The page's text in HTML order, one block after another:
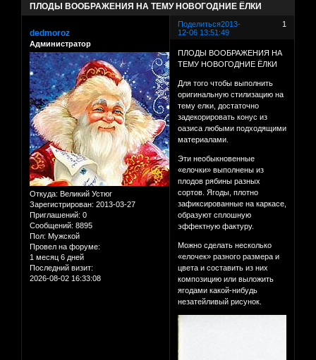
ПЛОДЫ ВООБРАЖЕНИЯ НА ТЕМУ НОВОГОДНИЕ ЁЛКИ
Поделиться 1
2013-
12-06 13:51:49
dedmoroz
Администратор
Откуда: Великий Устюг
Зарегистрирован: 2013-03-27
Приглашений: 0
Сообщений: 8895
Пол: Мужской
Провел на форуме:
1 месяц 6 дней
Последний визит:
2026-08-02 16:33:08
ПЛОДЫ ВООБРАЖЕНИЯ НА
ТЕМУ НОВОГОДНИЕ ЁЛКИ
Для того чтобы выполнить
оригинальную стилизацию на
тему елки, достаточно
задекорировать конус из
оазиса любыми подходящими
материалами.
Эти необыкновенные
«елочки» выполнены из
плодов рябины разных
сортов. Ягоды, плотно
зафиксированные на каркасе,
образуют сплошную
эффектную фактуру.
Можно сделать несколько
«елочек» разного размера и
цвета и составить из них
композицию или выложить
ягодами какой-нибудь
незатейливый рисунок.